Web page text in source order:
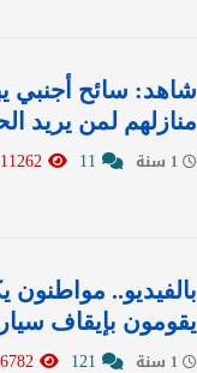
شاهد: سائح أجنبي
منازلهم لمن يريد
بالفيديو..
يقومون بإيقاف